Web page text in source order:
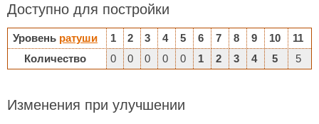
Доступно для постройки
Уровень ратуши 1 2 3 4 5 6 7 8 9 10
11
Количество
0 0 0 0 0 1 2 3 4 5 5
Изменения при улучшении